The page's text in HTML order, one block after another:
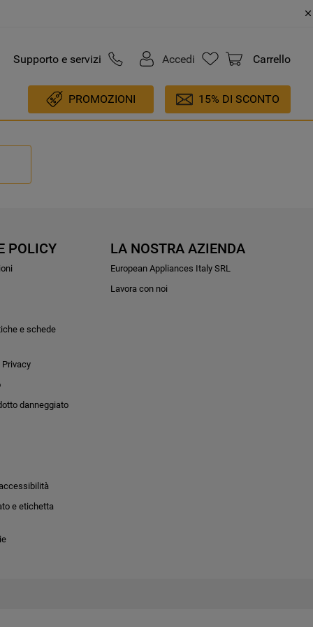
Supporto e servizi Accedi Carrello
PROMOZIONI 15% DI SCONTO
POLICY
e schede
danneggiato
e etichetta
LA NOSTRA AZIENDA
European Appliances Italy SRL
Lavora con noi